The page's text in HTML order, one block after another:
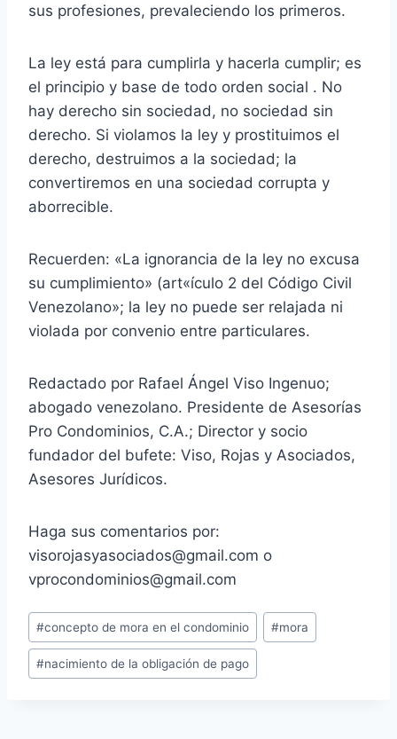
sus profesiones, prevaleciendo los primeros.
La ley está para cumplirla y hacerla cumplir; es
el principio y base de todo orden social . No
hay derecho sin sociedad, no sociedad sin
derecho. Si violamos la ley y prostituimos el
derecho, destruimos a la sociedad; la
convertiremos en una sociedad corrupta y
aborrecible.
Recuerden: «La ignorancia de la ley no excusa
su cumplimiento» (art«ículo 2 del Código Civil
Venezolano»; la ley no puede ser relajada ni
violada por convenio entre particulares.
Redactado por Rafael Ángel Viso Ingenuo;
abogado venezolano. Presidente de Asesorías
Pro Condominios, C.A.; Director y socio
fundador del bufete: Viso, Rojas y Asociados,
Asesores Jurídicos.
Haga sus comentarios por:
visorojasyasociados@gmail.com o
vprocondominios@gmail.com
Etiquetas
de
la
#concepto de mora en el condominio #mora
#nacimiento de la obligación de pago